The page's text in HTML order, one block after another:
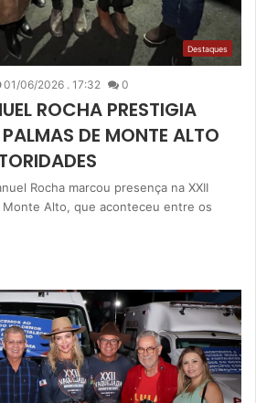
Destaques
01/06/2026 . 17:32 0
ROCHA PRESTIGIA
DE MONTE ALTO
Rocha marcou presença na XXII
Monte Alto, que aconteceu entre os